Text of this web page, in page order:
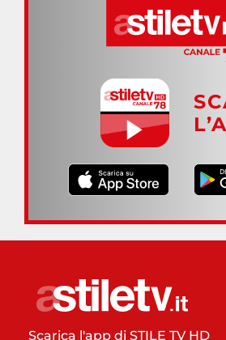
Scarica l'app di STILE TV HD